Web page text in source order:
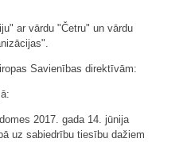
ar vārdu "Četru" un vārdu
Savienības direktīvām:
2017. gada 14. jūnija
uz sabiedrību tiesību dažiem